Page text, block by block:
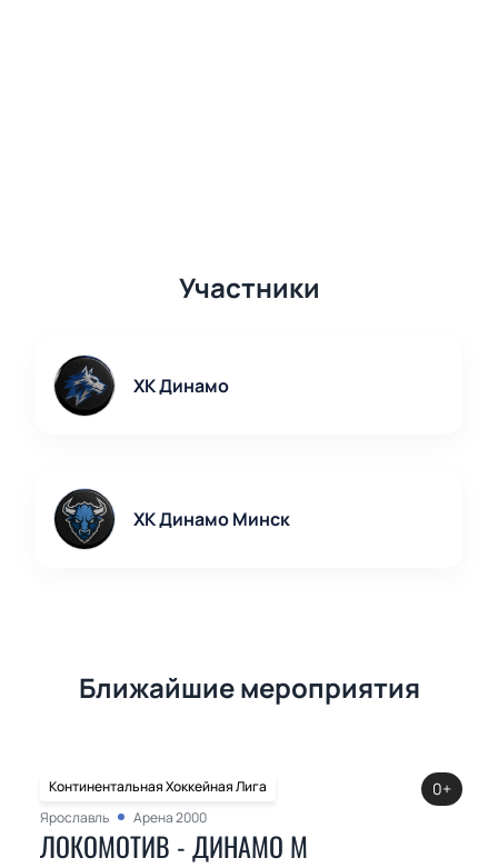
Участники
ХК Динамо
ХК Динамо Минск
Ближайшие мероприятия
Континентальная Хоккейная Лига
Ярославль
Арена 2000
ЛОКОМОТИВ - ДИНАМО М
0+